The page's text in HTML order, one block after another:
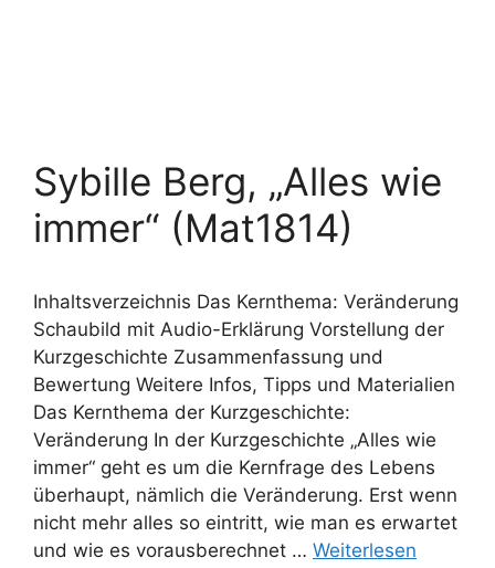
Sybille Berg, „Alles wie
immer“ (Mat1814)
Inhaltsverzeichnis Das Kernthema: Veränderung
Schaubild mit Audio-Erklärung Vorstellung der
Kurzgeschichte Zusammenfassung und
Bewertung Weitere Infos, Tipps und Materialien
Das Kernthema der Kurzgeschichte:
Veränderung In der Kurzgeschichte „Alles wie
immer“ geht es um die Kernfrage des Lebens
überhaupt, nämlich die Veränderung. Erst wenn
nicht mehr alles so eintritt, wie man es erwartet
und wie es vorausberechnet … Weiterlesen